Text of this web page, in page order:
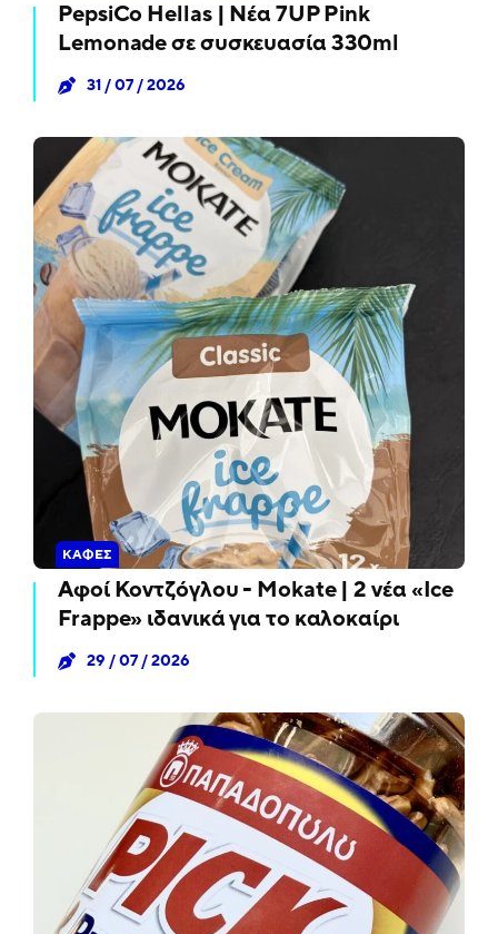
PepsiCo Hellas | Νέα 7UP Pink
Lemonade σε συσκευασία 330ml
31 / 07 / 2026
ΚΑΦΈΣ
Αφοί Κοντζόγλου - Mokate | 2 νέα «Ice
Frappe» ιδανικά για το καλοκαίρι
29 / 07 / 2026